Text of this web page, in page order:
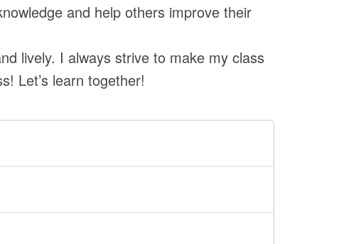
and help others improve their
lively. I always strive to make my class
Let’s learn together!